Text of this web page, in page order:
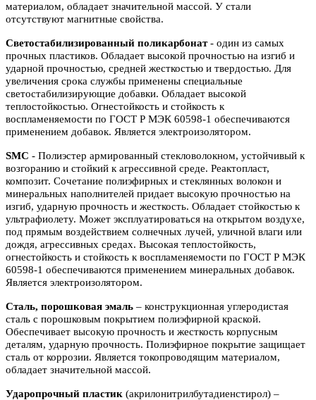
материалом, обладает значительной массой. У стали
отсутствуют магнитные свойства.
Светостабилизированный поликарбонат- один из самых
прочных пластиков. Обладает высокой прочностью на изгиб и
ударной прочностью, средней жесткостью и твердостью. Для
увеличения срока службы применены специальные
светостабилизирующие добавки. Обладает высокой
теплостойкостью. Огнестойкость и стойкость к
воспламеняемости по ГОСТ Р МЭК 60598-1 обеспечиваются
применением добавок. Является электроизолятором.
SMC - Полиэстер армированный стекловолокном, устойчивый к
возгоранию и стойкий к агрессивной среде. Реактопласт,
композит. Сочетание полиэфирных и стеклянных волокон и
минеральных наполнителей придает высокую прочностью на
изгиб, ударную прочность и жесткость. Обладает стойкостью к
ультрафиолету. Может эксплуатироваться на открытом воздухе,
под прямым воздействием солнечных лучей, уличной влаги или
дождя, агрессивных средах. Высокая теплостойкость,
огнестойкость и стойкость к воспламеняемости по ГОСТ Р МЭК
60598-1 обеспечиваются применением минеральных добавок.
Является электроизолятором.
Сталь, порошковая эмаль – конструкционная углеродистая
сталь с порошковым покрытием полиэфирной краской.
Обеспечивает высокую прочность и жесткость корпусным
деталям, ударную прочность. Полиэфирное покрытие защищает
сталь от коррозии. Является токопроводящим материалом,
обладает значительной массой.
Ударопрочный пластик (акрилонитрилбутадиенстирол) –